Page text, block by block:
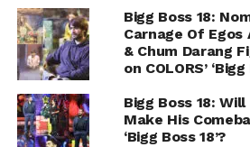
Bigg Boss 18:
Carnage Of
& Chum Darang
on COLORS’ ‘Bigg
Bigg Boss 18:
Make His
‘Bigg Boss 18’?